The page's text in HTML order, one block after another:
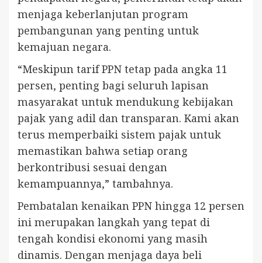
menjaga keberlanjutan program
pembangunan yang penting untuk
kemajuan negara.
“Meskipun tarif PPN tetap pada angka 11
persen, penting bagi seluruh lapisan
masyarakat untuk mendukung kebijakan
pajak yang adil dan transparan. Kami akan
terus memperbaiki sistem pajak untuk
memastikan bahwa setiap orang
berkontribusi sesuai dengan
kemampuannya,” tambahnya.
Pembatalan kenaikan PPN hingga 12 persen
ini merupakan langkah yang tepat di
tengah kondisi ekonomi yang masih
dinamis. Dengan menjaga daya beli